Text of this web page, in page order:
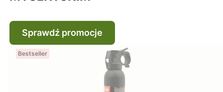
Sprawdź promocje
Bestseller